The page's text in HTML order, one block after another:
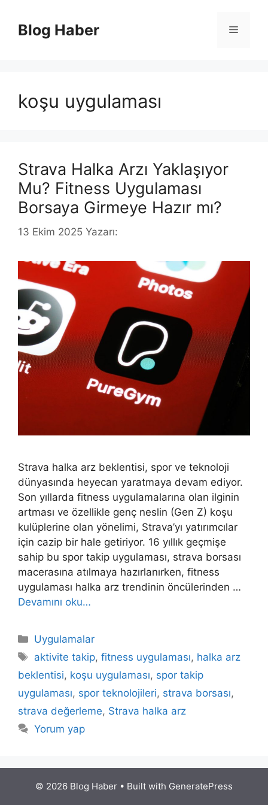
Blog Haber Menü
koşu uygulaması
Strava Halka Arzı Yaklaşıyor
Mu? Fitness Uygulaması
Borsaya Girmeye Hazır mı?
13 Ekim 2025 Yazarı:
Strava halka arz beklentisi, spor ve teknoloji
dünyasında heyecan yaratmaya devam ediyor.
Son yıllarda fitness uygulamalarına olan ilginin
artması ve özellikle genç neslin (Gen Z) koşu
kulüplerine olan yönelimi, Strava’yı yatırımcılar
için cazip bir hale getiriyor. 16 yıllık geçmişe
sahip bu spor takip uygulaması, strava borsası
macerasına atılmaya hazırlanırken, fitness
uygulaması halka arz trendinin öncülerinden …
Devamını oku…
Kategoriler
Uygulamalar
Etiketler
aktivite takip,fitness uygulaması, halka arz
beklentisi, koşu uygulaması, spor takip
uygulaması, spor teknolojileri, strava borsası,
strava değerleme, Strava halka arz
Yorum yap
© 2026 Blog Haber • Built with GeneratePress